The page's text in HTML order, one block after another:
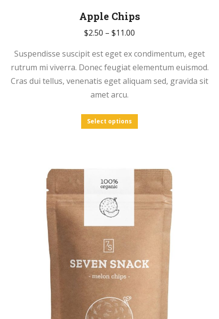
Apple Chips
$2.50 – $11.00
Suspendisse suscipit est eget ex condimentum, eget
rutrum mi viverra. Donec feugiat elementum euismod.
Cras dui tellus, venenatis eget aliquam sed, gravida sit
amet arcu.
Select options